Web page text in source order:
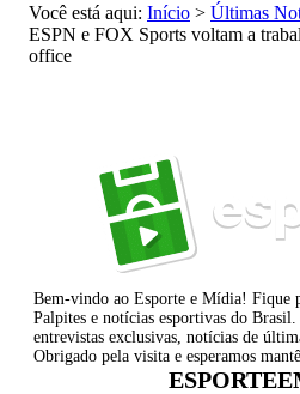
Você está aqui: Início > Últimas
ESPN e FOX Sports voltam a
office
Bem-vindo ao Esporte e Mídia! Fique
Palpites e notícias esportivas do Brasil.
entrevistas exclusivas, notícias de
Obrigado pela visita e esperamos